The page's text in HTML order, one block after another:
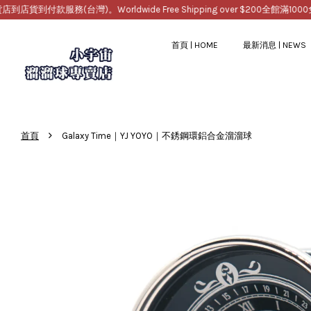
貨到付款服務(台灣)。Worldwide Free Shipping over $200全館滿1000免
首頁 | HOME 最新消息 | NEWS
首頁 › Galaxy Time｜YJ YOYO｜不銹鋼環鋁合金溜溜球